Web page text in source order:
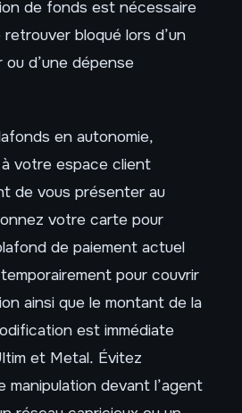
de fonds est nécessaire
bloqué lors d’un
d’une dépense
en autonomie,
votre espace client
de vous présenter au
votre carte pour
de paiement actuel
pour couvrir
ainsi que le montant de la
est immédiate
et Metal. Évitez
devant l’agent